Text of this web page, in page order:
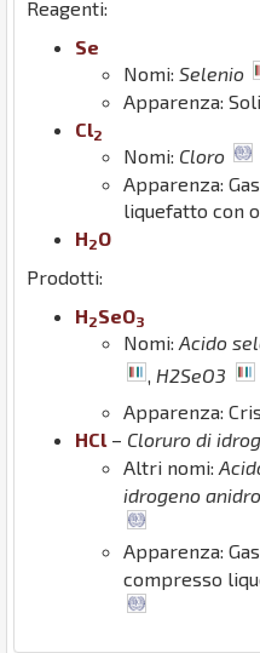
Reagenti:
Se
Nomi: Selenio
Apparenza:
Cl2
Nomi: Cloro
Apparenza:
liquefatto con
H2O
Prodotti:
H2SeO3
Nomi: Acido
, H2SeO3
Apparenza:
HCl – Cloruro di
Altri nomi:
idrogeno anidro
Apparenza:
compresso